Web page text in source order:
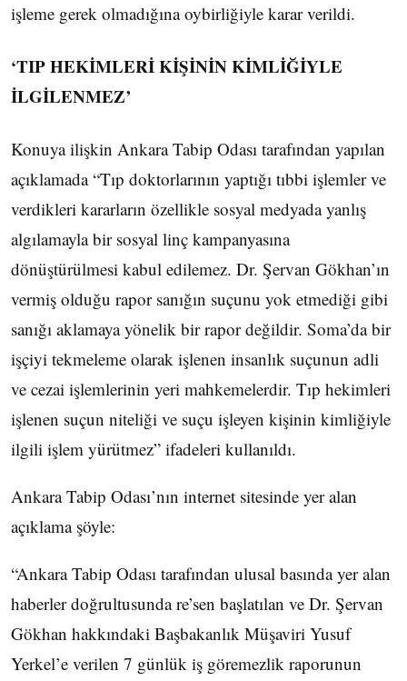
işleme gerek olmadığına oybirliğiyle karar verildi.
‘TIP HEKİMLERİ KİŞİNİN KİMLİĞİYLE
İLGİLENMEZ’
Konuya ilişkin Ankara Tabip Odası tarafından yapılan
açıklamada “Tıp doktorlarının yaptığı tıbbi işlemler ve
verdikleri kararların özellikle sosyal medyada yanlış
algılamayla bir sosyal linç kampanyasına
dönüştürülmesi kabul edilemez. Dr. Şervan Gökhan’ın
vermiş olduğu rapor sanığın suçunu yok etmediği gibi
sanığı aklamaya yönelik bir rapor değildir. Soma’da bir
işçiyi tekmeleme olarak işlenen insanlık suçunun adli
ve cezai işlemlerinin yeri mahkemelerdir. Tıp hekimleri
işlenen suçun niteliği ve suçu işleyen kişinin kimliğiyle
ilgili işlem yürütmez” ifadeleri kullanıldı.
Ankara Tabip Odası’nın internet sitesinde yer alan
açıklama şöyle:
“Ankara Tabip Odası tarafından ulusal basında yer alan
haberler doğrultusunda re’sen başlatılan ve Dr. Şervan
Gökhan hakkındaki Başbakanlık Müşaviri Yusuf
Yerkel’e verilen 7 günlük iş göremezlik raporunun